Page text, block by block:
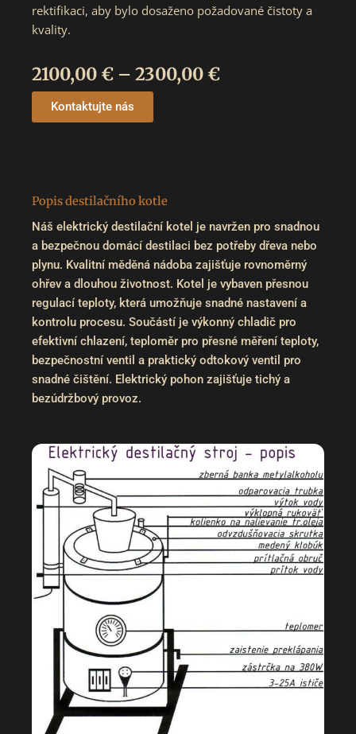
rektifikaci, aby bylo dosaženo požadované čistoty a
kvality.
2100,00 € – 2300,00 €Rozpětí
Kontaktujte nás
Popis destilačního kotle
Náš elektrický destilační kotel je navržen pro snadnou
a bezpečnou domácí destilaci bez potřeby dřeva nebo
plynu. Kvalitní měděná nádoba zajišťuje rovnoměrný
ohřev a dlouhou životnost. Kotel je vybaven přesnou
regulací teploty, která umožňuje snadné nastavení a
kontrolu procesu. Součástí je výkonný chladič pro
efektivní chlazení, teploměr pro přesné měření teploty,
bezpečnostní ventil a praktický odtokový ventil pro
snadné čištění. Elektrický pohon zajišťuje tichý a
bezúdržbový provoz.